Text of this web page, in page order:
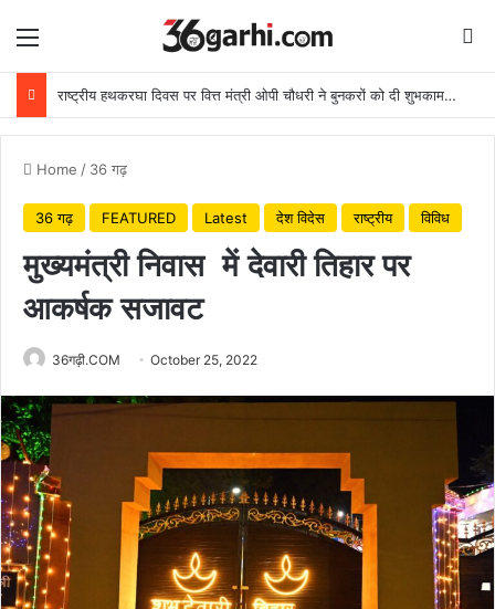
Menu
राष्ट्रीय हथकरघा दिवस पर वित्त मंत्री ओपी चौधरी ने बुनकरों को दी शुभकामनाएं
Home / 36 गढ़
36 गढ़ FEATURED Latest देश विदेस राष्ट्रीय विविध
मुख्यमंत्री निवास में देवारी तिहार पर
आकर्षक सजावट
36गढ़ी.COM October 25, 2022